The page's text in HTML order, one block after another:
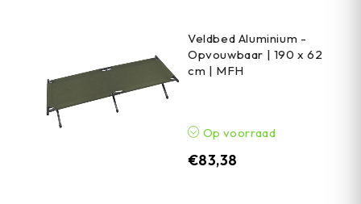
Veldbed Aluminium -
Opvouwbaar | 190 x 62
cm | MFH
Op voorraad
€83,38